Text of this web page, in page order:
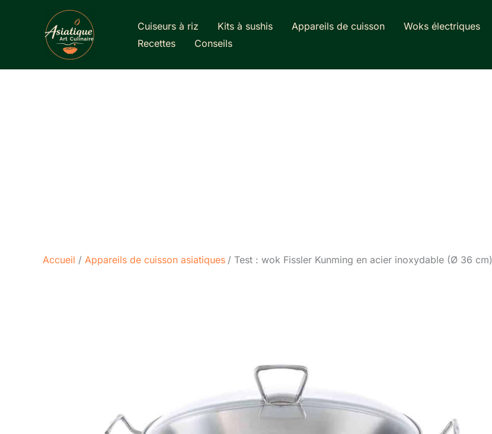
Cuiseurs à riz Kits à sushis Appareils de cuisson Woks électriques
Recettes
Conseils
Accueil Appareils de cuisson asiatiques Test : wok Fissler Kunming en acier inoxydable (Ø 36 cm)